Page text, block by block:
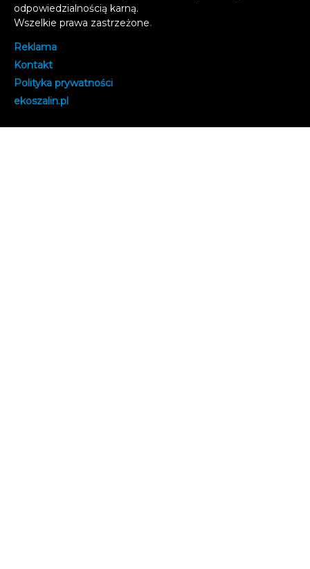
odpowiedzialnością karną.
Wszelkie prawa zastrzeżone.
Reklama
Kontakt
Polityka prywatności
ekoszalin.pl